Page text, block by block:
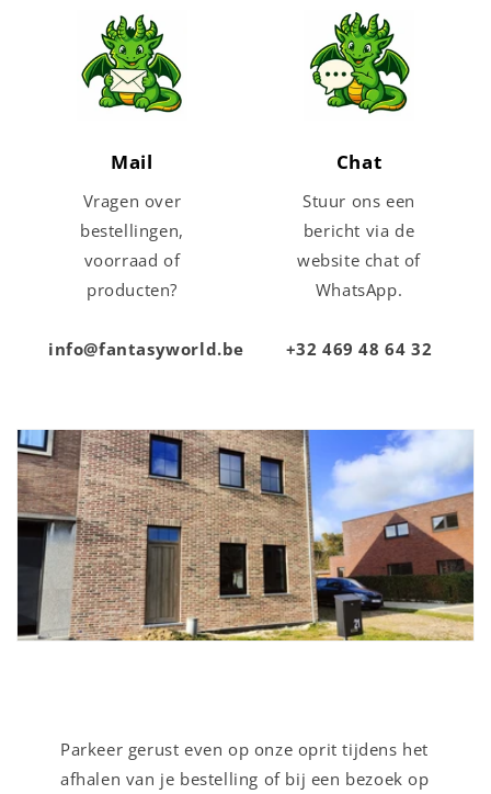
Mail
Vragen over
bestellingen,
voorraad of
producten?
info@fantasyworld.be
Chat
Stuur ons een
bericht via de
website chat of
WhatsApp.
+32 469 48 64 32
Parkeer gerust even op onze oprit tijdens het
afhalen van je bestelling of bij een bezoek op